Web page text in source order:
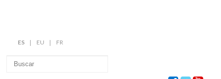
ES EU FR